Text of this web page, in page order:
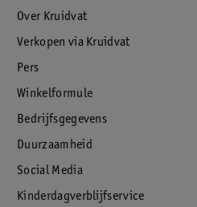
Over Kruidvat
Verkopen via Kruidvat
Pers
Winkelformule
Bedrijfsgegevens
Duurzaamheid
Social Media
Kinderdagverblijfservice